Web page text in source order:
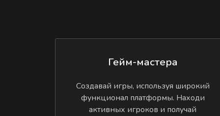
Гейм-мастера
Создавай игры, используя широкий
функционал платформы. Находи
активных игроков и получай